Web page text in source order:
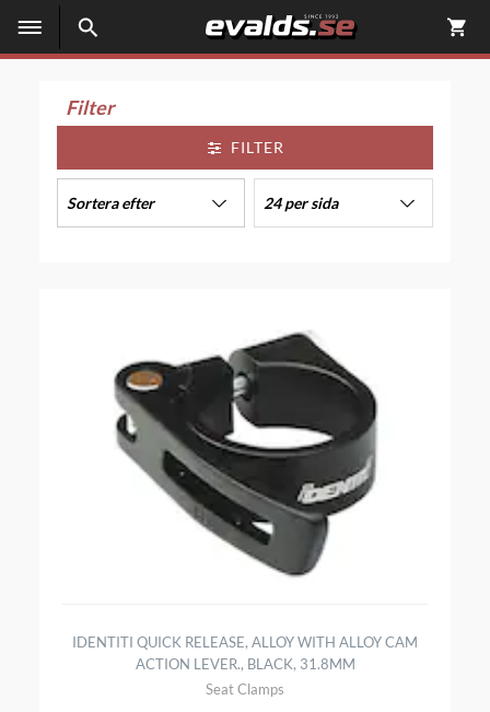
Filter
FILTER
Sortera efter 24 per sida
IDENTITI QUICK RELEASE, ALLOY WITH ALLOY CAM
ACTION LEVER., BLACK, 31.8MM
Seat Clamps